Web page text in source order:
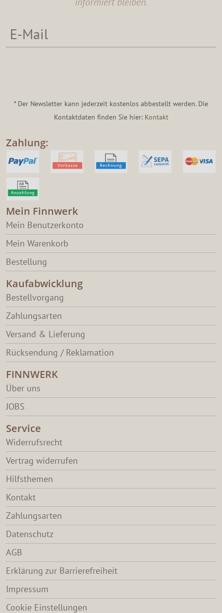
* Der Newsletter kann jederzeit kostenlos abbestellt werden. Die
Kontaktdaten finden Sie hier: Kontakt
Zahlung:
Mein Finnwerk
Mein Benutzerkonto
Mein Warenkorb
Bestellung
Kaufabwicklung
Bestellvorgang
Zahlungsarten
Versand & Lieferung
Rücksendung / Reklamation
FINNWERK
Über uns
JOBS
Service
Widerrufsrecht
Vertrag widerrufen
Hilfsthemen
Kontakt
Zahlungsarten
Datenschutz
AGB
Erklärung zur Barrierefreiheit
Impressum
Cookie Einstellungen